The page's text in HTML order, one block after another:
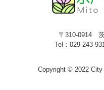
〒310-0914
Tel：029-243-
Copyright © 2022